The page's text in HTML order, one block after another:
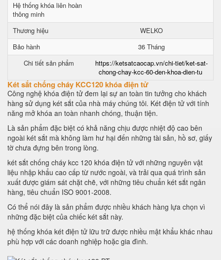
Hệ thống khóa liên hoàn
thông minh
Thương hiệu
WELKO
Bảo hành
36 Tháng
Chi tiết sản phẩm
https://ketsatcaocap.vn/chi-tiet/ket-sat-
chong-chay-kcc-60-den-khoa-dien-tu
Két sắt chống cháy KCC120 khóa điện tử
Công nghệ khóa điện tử đem lại sự an toàn tin tưởng cho khách
hàng sử dụng két sắt của nhà máy chúng tôi. Két điện tử với tính
năng mở khóa an toàn nhanh chóng, thuận tiện.
Là sản phẩm đặc biệt có khả năng chịu được nhiệt độ cao bên
ngoài két sắt mà không làm hư hại đến những tài sản, hồ sơ, giấy
tờ chưa đựng bên trong lòng.
két sắt chống cháy kcc 120 khóa điện tử với những nguyên vật
liệu nhập khẩu cao cấp từ nước ngoài, và trải qua quá trình sản
xuất được giám sát chặt chẽ, với những tiêu chuẩn két sắt ngân
hàng, tiêu chuẩn ISO 9001-2008.
Có thể nói đây là sản phẩm được nhiều khách hàng lựa chọn vì
những đặc biệt của chiếc két sắt này.
hệ thống khóa két điện tử lữu trữ được nhiều mật khẩu khác nhau
phù hợp với các doanh nghiệp hoặc gia đình.